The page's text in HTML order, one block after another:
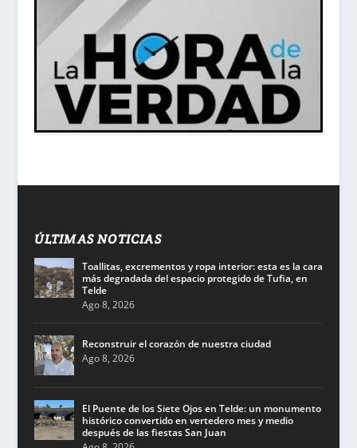
ÚLTIMAS NOTICIAS
Toallitas, excrementos y ropa interior: esta es la cara
más degradada del espacio protegido de Tufia, en
Telde
Ago 8, 2026
Reconstruir el corazón de nuestra ciudad
Ago 8, 2026
El Puente de los Siete Ojos en Telde: un monumento
histórico convertido en vertedero mes y medio
después de las fiestas San Juan